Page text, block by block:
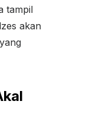
tampil
akan